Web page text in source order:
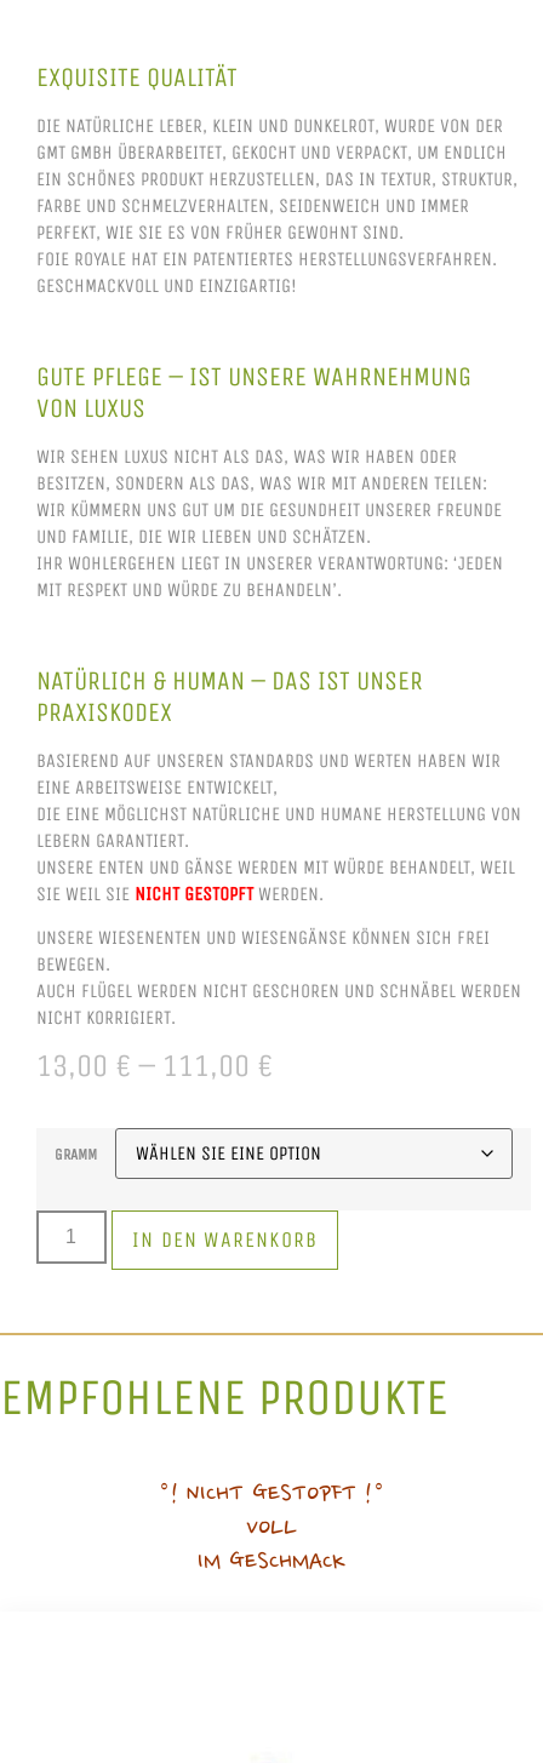
EXQUISITE QUALITÄT
DIE NATÜRLICHE LEBER, KLEIN UND DUNKELROT, WURDE VON DER
GMT GMBH ÜBERARBEITET, GEKOCHT UND VERPACKT, UM ENDLICH
EIN SCHÖNES PRODUKT HERZUSTELLEN, DAS IN TEXTUR, STRUKTUR,
FARBE UND SCHMELZVERHALTEN, SEIDENWEICH UND IMMER
PERFEKT, WIE SIE ES VON FRÜHER GEWOHNT SIND.
FOIE ROYALE HAT EIN PATENTIERTES HERSTELLUNGSVERFAHREN.
GESCHMACKVOLL UND EINZIGARTIG!
GUTE PFLEGE – IST UNSERE WAHRNEHMUNG
VON LUXUS
WIR SEHEN LUXUS NICHT ALS DAS, WAS WIR HABEN ODER
BESITZEN, SONDERN ALS DAS, WAS WIR MIT ANDEREN TEILEN:
WIR KÜMMERN UNS GUT UM DIE GESUNDHEIT UNSERER FREUNDE
UND FAMILIE, DIE WIR LIEBEN UND SCHÄTZEN.
IHR WOHLERGEHEN LIEGT IN UNSERER VERANTWORTUNG: ‘JEDEN
MIT RESPEKT UND WÜRDE ZU BEHANDELN’.
NATÜRLICH & HUMAN – DAS IST UNSER
PRAXISKODEX
BASIEREND AUF UNSEREN STANDARDS UND WERTEN HABEN WIR
EINE ARBEITSWEISE ENTWICKELT,
DIE EINE MÖGLICHST NATÜRLICHE UND HUMANE HERSTELLUNG VON
LEBERN GARANTIERT.
UNSERE ENTEN UND GÄNSE WERDEN MIT WÜRDE BEHANDELT, WEIL
SIE WEIL SIE NICHT GESTOPFTWERDEN.
UNSERE WIESENENTEN UND WIESENGÄNSE KÖNNEN SICH FREI
BEWEGEN.
AUCH FLÜGEL WERDEN NICHT GESCHOREN UND SCHNÄBEL WERDEN
NICHT KORRIGIERT.
13,00 € – 111,00 €
GRAMM
IN DEN WARENKORB
EMPFOHLENE PRODUKTE
°! NICHT GESTOPFT !°
VOLL
IM GESCHMACK